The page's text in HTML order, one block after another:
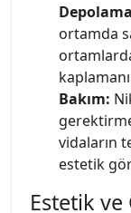
ortamda
Bakım:
vidaların
estetik
Estetik